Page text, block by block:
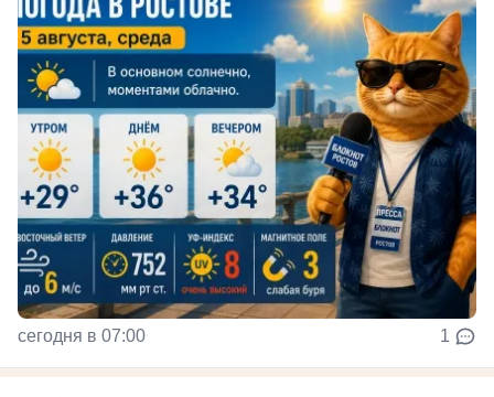
сегодня в 07:00 1